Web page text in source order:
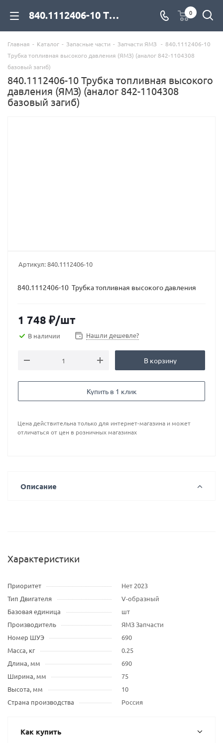
840.1112406-10 Трубка топливная высокого давления (ЯМЗ) (аналог 842-1104308 базовый загиб) для дизельных двигателей купить со склада с доставкой по цене официального дилера - компания Дизель Экспорт 0
Главная - Каталог - Запасные части - Запчасти ЯМЗ - 840.1112406-10
Трубка топливная высокого давления (ЯМЗ) (аналог 842-1104308
базовый загиб)
840.1112406-10 Трубка топливная высокого
давления (ЯМЗ) (аналог 842-1104308
базовый загиб)
Артикул:840.1112406-10
840.1112406-10 Трубка топливная высокого давления
1 748 ₽/шт
В наличии Нашли дешевле?
В корзину
Купить в 1 клик
Цена действительна только для интернет-магазина и может
отличаться от цен в розничных магазинах
Описание
Характеристики
Приоритет
Нет 2023
Тип Двигателя
V-образный
Базовая единица
шт
Производитель
ЯМЗ Запчасти
Номер ШУЭ
690
Масса, кг
0.25
Длина, мм
690
Ширина, мм
75
Высота, мм
10
Страна производства
Россия
Как купить